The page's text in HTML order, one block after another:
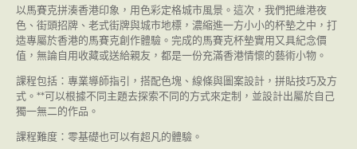
以馬賽克拼湊香港印象，用色彩定格城市風景。這次，我們把維港夜
色、街頭招牌、老式街牌與城市地標，濃縮進一方小小的杯墊之中，打
造專屬於香港的馬賽克創作體驗。完成的馬賽克杯墊實用又具紀念價
值，無論自用收藏或送給親友，都是一份充滿香港情懷的藝術小物。
課程包括：專業導師指引，搭配色塊、線條與圖案設計，拼貼技巧及方
式。**可以根據不同主題去探索不同的方式來定制，並設計出屬於自己
獨一無二的作品。
課程難度：零基礎也可以有超凡的體驗。